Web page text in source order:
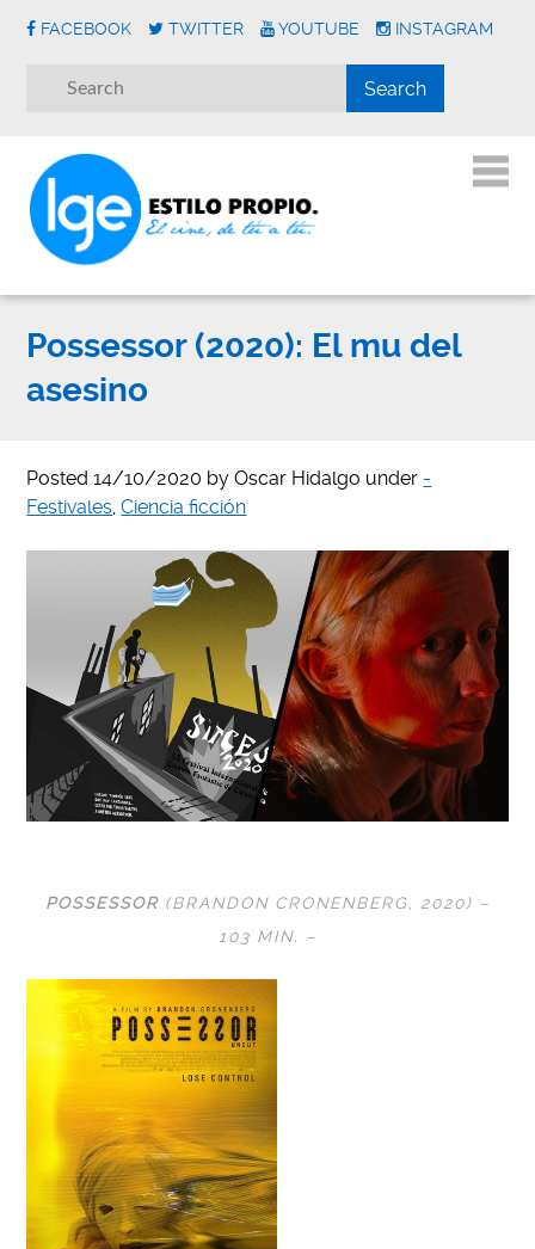
FACEBOOK TWITTER YOUTUBE INSTAGRAM
Possessor (2020): El mu del
asesino
Posted14/10/2020 byOscar Hidalgo under -
Festivales,Ciencia ficción
POSSESSOR (BRANDON CRONENBERG, 2020) –
103 MIN. –